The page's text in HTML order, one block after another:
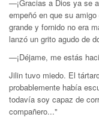
—¡Gracias a Dios ya se
empeñó en que su
grande y fornido no era
lanzó un grito agudo de
—¡Déjame, me estás
Jilin tuvo miedo. El
probablemente había
todavía soy capaz de
compañero..."